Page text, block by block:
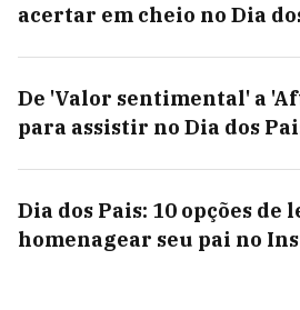
acertar em cheio no Dia
De 'Valor sentimental' a
para assistir no Dia dos
Dia dos Pais: 10 opções de
homenagear seu pai no